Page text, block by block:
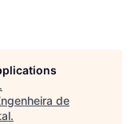
.
de
.